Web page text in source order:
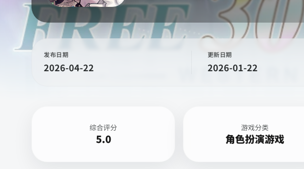
发布日期
2026-04-22
更新日期
2026-01-22
综合评分
5.0
游戏分类
角色扮演游戏